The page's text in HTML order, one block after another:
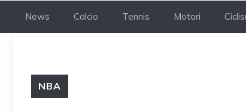
News Calcio Tennis Motori
NBA